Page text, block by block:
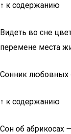
↑ к содержанию
Видеть во сне
перемене места
Сонник любовных
↑ к содержанию
Сон об абрикосах